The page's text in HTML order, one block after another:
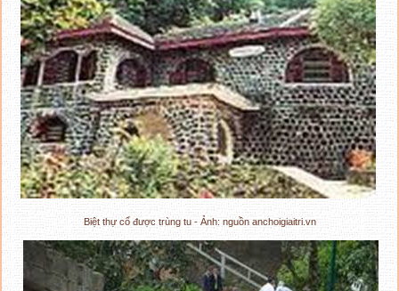
Biệt thự cổ được trùng tu - Ảnh: nguồn anchoigiaitri.vn